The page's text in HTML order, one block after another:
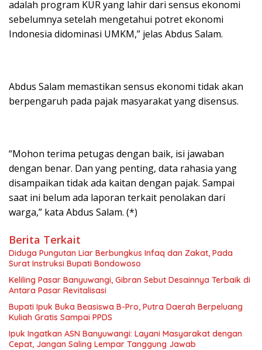
adalah program KUR yang lahir dari sensus ekonomi
sebelumnya setelah mengetahui potret ekonomi
Indonesia didominasi UMKM,” jelas Abdus Salam.
Abdus Salam memastikan sensus ekonomi tidak akan
berpengaruh pada pajak masyarakat yang disensus.
“Mohon terima petugas dengan baik, isi jawaban
dengan benar. Dan yang penting, data rahasia yang
disampaikan tidak ada kaitan dengan pajak. Sampai
saat ini belum ada laporan terkait penolakan dari
warga,” kata Abdus Salam. (*)
Berita Terkait
Diduga Pungutan Liar Berbungkus Infaq dan Zakat, Pada
Surat Instruksi Bupati Bondowoso
Keliling Pasar Banyuwangi, Gibran Sebut Desainnya Terbaik di
Antara Pasar Revitalisasi
Bupati Ipuk Buka Beasiswa B-Pro, Putra Daerah Berpeluang
Kuliah Gratis Sampai PPDS
Ipuk Ingatkan ASN Banyuwangi: Layani Masyarakat dengan
Cepat, Jangan Saling Lempar Tanggung Jawab